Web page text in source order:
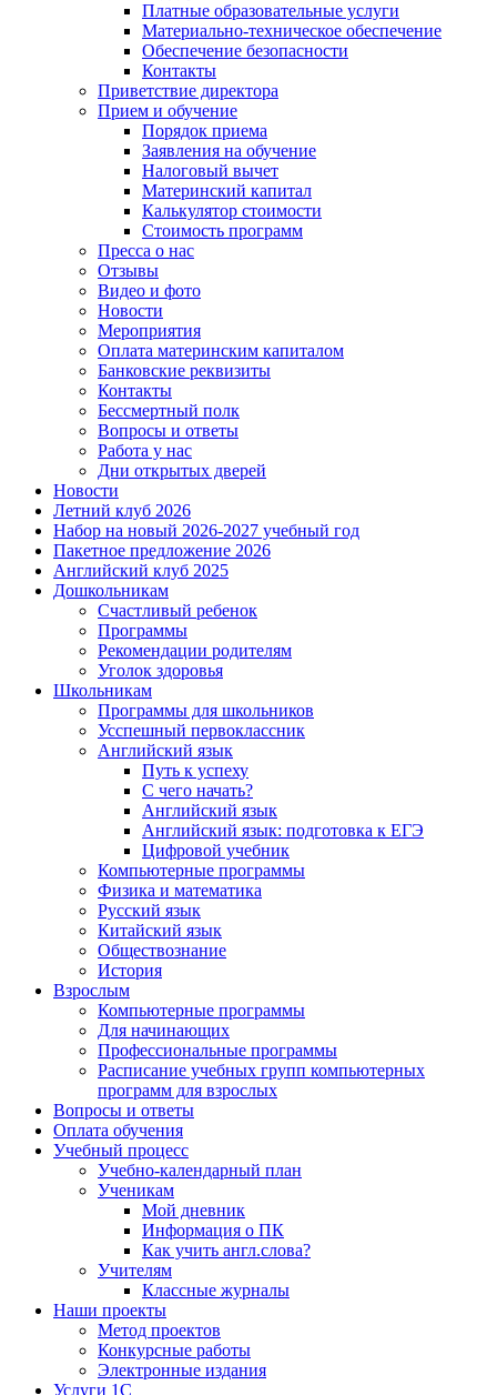
Платные образовательные услуги
Материально-техническое обеспечение
Обеспечение безопасности
Контакты
Приветствие директора
Прием и обучение
Порядок приема
Заявления на обучение
Налоговый вычет
Материнский капитал
Калькулятор стоимости
Стоимость программ
Пресса о нас
Отзывы
Видео и фото
Новости
Мероприятия
Оплата материнским капиталом
Банковские реквизиты
Контакты
Бессмертный полк
Вопросы и ответы
Работа у нас
Дни открытых дверей
Новости
Летний клуб 2026
Набор на новый 2026-2027 учебный год
Пакетное предложение 2026
Английский клуб 2025
Дошкольникам
Счастливый ребенок
Программы
Рекомендации родителям
Уголок здоровья
Школьникам
Программы для школьников
Усспешный первоклассник
Английский язык
Путь к успеху
С чего начать?
Английский язык
Английский язык: подготовка к ЕГЭ
Цифровой учебник
Компьютерные программы
Физика и математика
Русский язык
Китайский язык
Обществознание
История
Взрослым
Компьютерные программы
Для начинающих
Профессиональные программы
Расписание учебных групп компьютерных
программ для взрослых
Вопросы и ответы
Оплата обучения
Учебный процесс
Учебно-календарный план
Ученикам
Мой дневник
Информация о ПК
Как учить англ.слова?
Учителям
Классные журналы
Наши проекты
Метод проектов
Конкурсные работы
Электронные издания
Услуги 1C